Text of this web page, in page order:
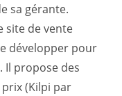
sa gérante.
site de vente
développer pour
Il propose des
(Kilpi par